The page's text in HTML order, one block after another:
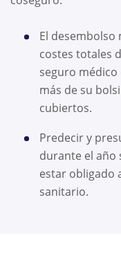
El
costes totales
seguro médico
más de su
cubiertos.
Predecir y
durante el año
estar obligado
sanitario.